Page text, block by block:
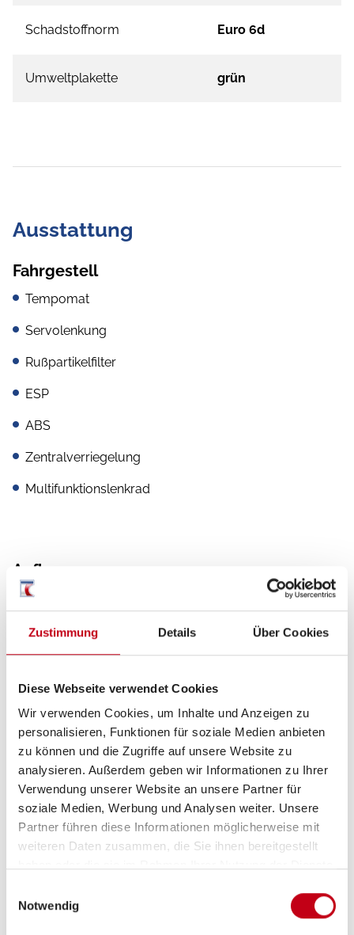
Zustimmung Details Über Cookies
Diese Webseite verwendet Cookies
Wir verwenden Cookies, um Inhalte und Anzeigen zu
personalisieren, Funktionen für soziale Medien anbieten
zu können und die Zugriffe auf unsere Website zu
analysieren. Außerdem geben wir Informationen zu Ihrer
Verwendung unserer Website an unsere Partner für
soziale Medien, Werbung und Analysen weiter. Unsere
Partner führen diese Informationen möglicherweise mit
weiteren Daten zusammen, die Sie ihnen bereitgestellt
Notwendig
Schadstoffnorm Euro 6d
Umweltplakette grün
Ausstattung
Fahrgestell
Tempomat
Servolenkung
Rußpartikelfilter
ESP
ABS
Zentralverriegelung
Multifunktionslenkrad
Aufbau
Markise
Heckgarage
Fahrradträger für 2 Räder
Heizung / Klima
Standheizung Fahrerhaus
3-Flammkocher